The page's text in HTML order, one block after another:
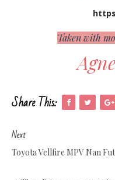
Taken with
Share This:
Next
Toyota Vellfire MPV Nan